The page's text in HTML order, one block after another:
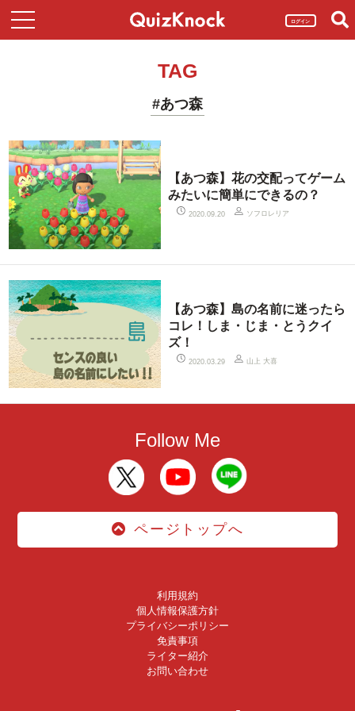
ログイン
TAG
#あつ森
【あつ森】花の交配ってゲーム
みたいに簡単にできるの？
2020.09.20 ソフロレリア
【あつ森】島の名前に迷ったら
コレ！しま・じま・とうクイ
ズ！
2020.03.29 山上 大喜
Follow Me
ページトップへ
利用規約
個人情報保護方針
プライバシーポリシー
免責事項
ライター紹介
お問い合わせ